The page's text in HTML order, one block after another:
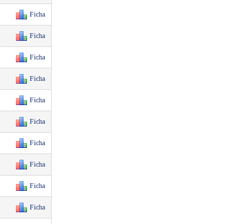
Ficha
Ficha
Ficha
Ficha
Ficha
Ficha
Ficha
Ficha
Ficha
Ficha